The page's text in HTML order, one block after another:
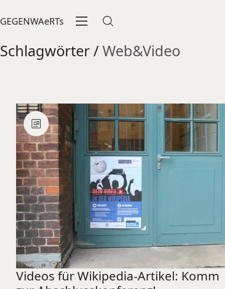
GEGENWAeRTs
Schlagwörter /Web&Video
Videos für Wikipedia-Artikel: Komm